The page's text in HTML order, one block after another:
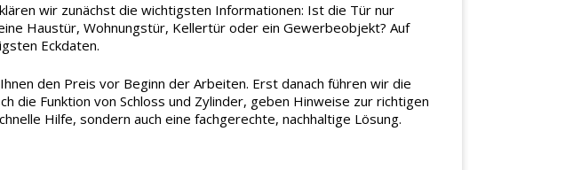
wir zunächst die wichtigsten Informationen: Ist die Tür nur
Haustür, Wohnungstür, Kellertür oder ein Gewerbeobjekt? Auf
Eckdaten.
den Preis vor Beginn der Arbeiten. Erst danach führen wir die
die Funktion von Schloss und Zylinder, geben Hinweise zur richtigen
Hilfe, sondern auch eine fachgerechte, nachhaltige Lösung.